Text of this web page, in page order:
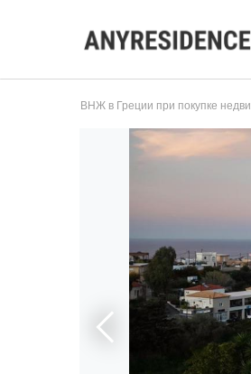
ВНЖ в Греции при покупке